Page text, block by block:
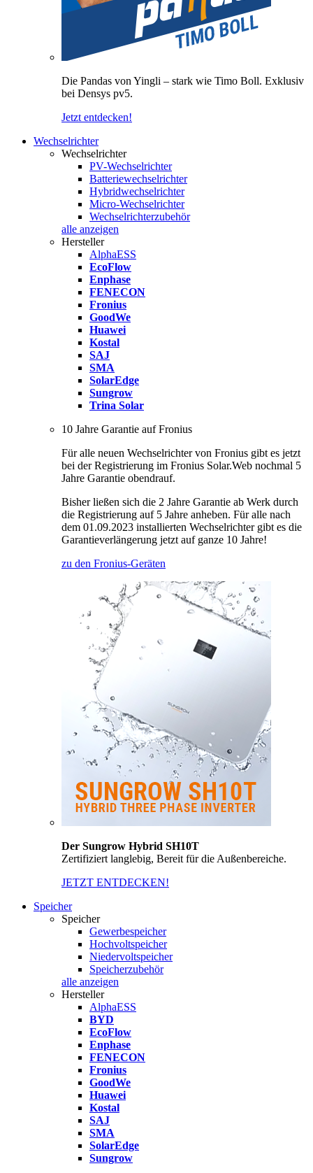
Die Pandas von Yingli – stark wie Timo Boll. Exklusiv
bei Densys pv5.
Jetzt entdecken!
Wechselrichter
Wechselrichter
PV-Wechselrichter
Batteriewechselrichter
Hybridwechselrichter
Micro-Wechselrichter
Wechselrichterzubehör
alle anzeigen
Hersteller
AlphaESS
EcoFlow
Enphase
FENECON
Fronius
GoodWe
Huawei
Kostal
SAJ
SMA
SolarEdge
Sungrow
Trina Solar
10 Jahre Garantie auf Fronius
Für alle neuen Wechselrichter von Fronius gibt es jetzt
bei der Registrierung im Fronius Solar.Web nochmal 5
Jahre Garantie obendrauf.
Bisher ließen sich die 2 Jahre Garantie ab Werk durch
die Registrierung auf 5 Jahre anheben. Für alle nach
dem 01.09.2023 installierten Wechselrichter gibt es die
Garantieverlängerung jetzt auf ganze 10 Jahre!
zu den Fronius-Geräten
Der Sungrow Hybrid SH10T
Zertifiziert langlebig, Bereit für die Außenbereiche.
JETZT ENTDECKEN!
Speicher
Speicher
Gewerbespeicher
Hochvoltspeicher
Niedervoltspeicher
Speicherzubehör
alle anzeigen
Hersteller
AlphaESS
BYD
EcoFlow
Enphase
FENECON
Fronius
GoodWe
Huawei
Kostal
SAJ
SMA
SolarEdge
Sungrow